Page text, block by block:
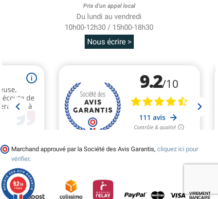
Prix d'un appel local
Du lundi au vendredi
10h00-12h30 / 15h00-18h30
Nous écrire >
Marchand approuvé par la Société des Avis Garantis, cliquez ici pour
vérifier.
9.2/10
111 avis